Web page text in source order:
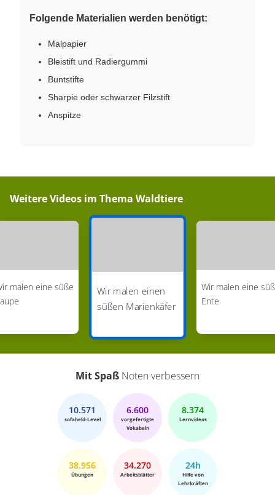
Folgende Materialien werden benötigt:
Malpapier
Bleistift und Radiergummi
Buntstifte
Sharpie oder schwarzer Filzstift
Anspitze
Weitere Videos im Thema Waldtiere
malen eine süße
Wir malen einen
süßen Marienkäfer
Wir malen eine
Ente
Mit Spaß Noten verbessern
10.571
sofaheld-Level
6.600
vorgefertigte
Vokabeln
8.374
Lernvideos
38.956
Übungen
34.270
Arbeitsblätter
24h
Hilfe von
Lehrkräften